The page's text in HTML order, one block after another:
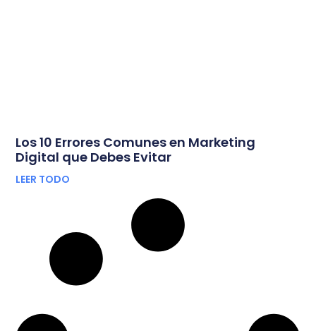
Los 10 Errores Comunes en Marketing
Digital que Debes Evitar
LEER TODO